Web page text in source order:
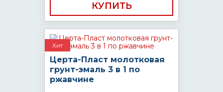
КУПИТЬ
Хит
Церта-Пласт молотковая
грунт-эмаль 3 в 1 по
ржавчине